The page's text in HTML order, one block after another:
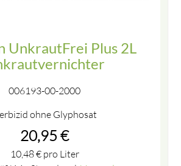
UnkrautFrei Plus 2L
006193-00-2000
ohne Glyphosat
20,95 €
10,48€pro Liter